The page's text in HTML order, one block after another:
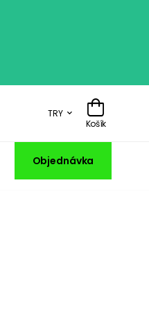
TRY
Košík
Objednávka